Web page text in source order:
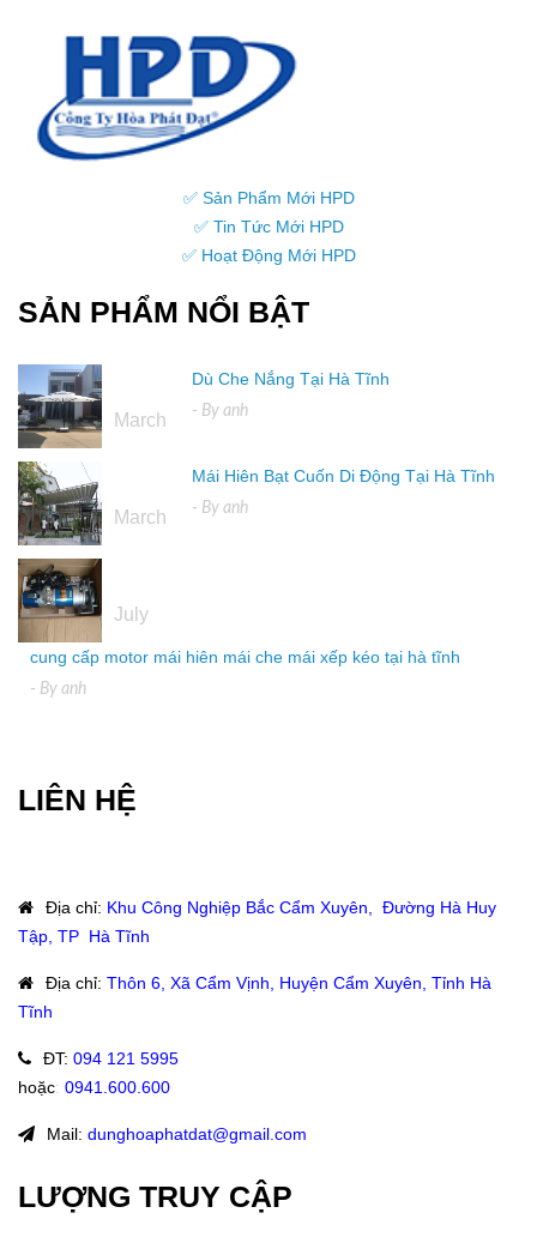
✅ Sản Phẩm Mới HPD
✅ Tin Tức Mới HPD
✅ Hoạt Động Mới HPD
SẢN PHẨM NỔI BẬT
March
Dù Che Nắng Tại Hà Tĩnh
- By anh
March
Mái Hiên Bạt Cuốn Di Động Tại Hà Tĩnh
- By anh
July
cung cấp motor mái hiên mái che mái xếp kéo tại hà tĩnh
- By anh
LIÊN HỆ
Địa chỉ: Khu Công Nghiệp Bắc Cẩm Xuyên, Đường Hà Huy
Tập, TP Hà Tĩnh
Địa chỉ: Thôn 6, Xã Cẩm Vịnh, Huyện Cẩm Xuyên, Tỉnh Hà
Tĩnh
ĐT: 094 121 5995
hoặc: 0941.600.600
Mail: dunghoaphatdat@gmail.com
LƯỢNG TRUY CẬP